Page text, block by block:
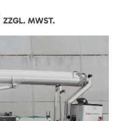
ZZGL. MWST.